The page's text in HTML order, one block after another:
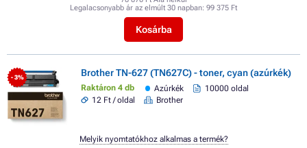
Legalacsonyabb ár az elmúlt 30 napban: 99 375 Ft
Kosárba
- 3% Brother TN-627 (TN627C) - toner, cyan (azúrkék)
Raktáron 4 db Azúrkék
10000 oldal
12 Ft / oldal
Brother
Melyik nyomtatókhoz alkalmas a termék?